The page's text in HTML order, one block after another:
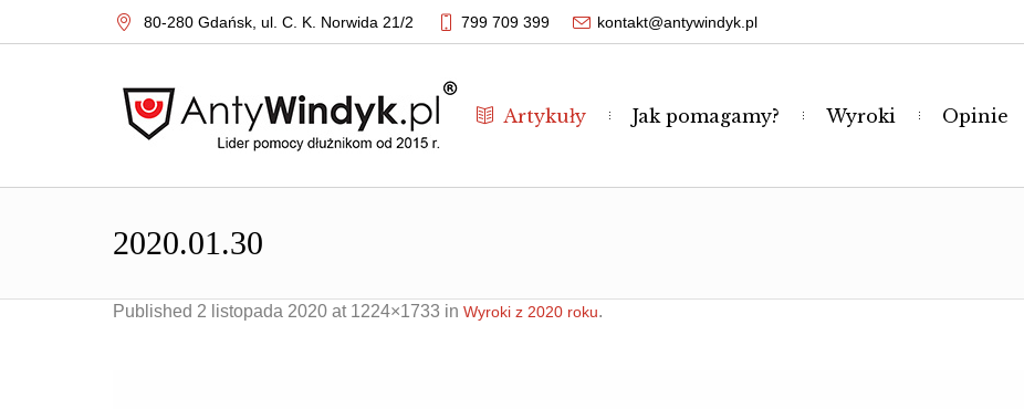
80-280 Gdańsk, ul. C. K. Norwida 21/2 799 709 399 kontakt@antywindyk.pl
Artykuły Jak pomagamy? Wyroki Opinie
2020.01.30
Published 2 listopada 2020 at 1224×1733 in Wyroki z 2020 roku.